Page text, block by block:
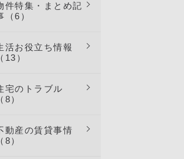
件特集・まとめ記
（6）
活お役立ち情報
（13）
宅のトラブル
（8）
動産の賃貸事情
（8）